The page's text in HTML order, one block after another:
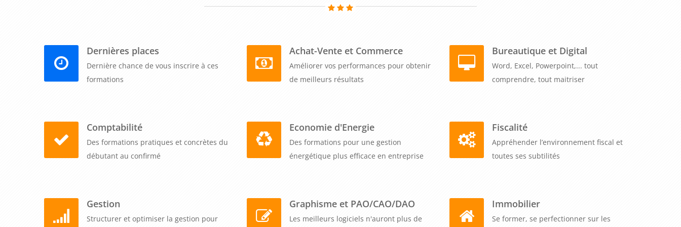
Dernières places
Dernière chance de vous inscrire à ces
formations
Achat-Vente et Commerce
Améliorer vos performances pour obtenir
de meilleurs résultats
Bureautique et Digital
Word, Excel, Powerpoint,... tout
comprendre, tout maitriser
Comptabilité
Des formations pratiques et concrètes du
débutant au confirmé
Economie d'Energie
Des formations pour une gestion
énergétique plus efficace en entreprise
Fiscalité
Appréhender l’environnement fiscal et
toutes ses subtilités
Gestion
Structurer et optimiser la gestion pour
Graphisme et PAO/CAO/DAO
Les meilleurs logiciels n'auront plus de
Immobilier
Se former, se perfectionner sur les